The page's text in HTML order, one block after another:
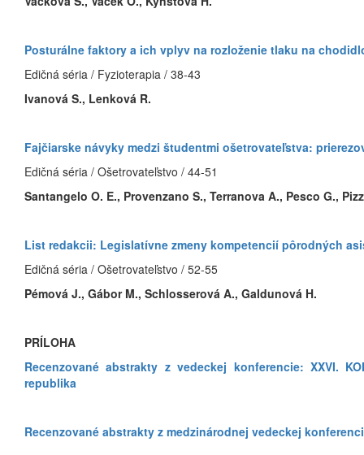
Posturálne faktory a ich vplyv na rozloženie tlaku na
Edičná séria / Fyzioterapia / 38-43
Ivanová S., Lenková R.
Fajčiarske návyky medzi študentmi ošetrovateľstva:
Edičná séria / Ošetrovateľstvo / 44-51
Santangelo O. E., Provenzano S., Terranova A., Pesco G.,
List redakcii: Legislatívne zmeny kompetencií pôrodných
Edičná séria / Ošetrovateľstvo / 52-55
Pémová J., Gábor M., Schlosserová A., Galdunová H.
PRÍLOHA
Recenzované abstrakty z vedeckej konferencie: XXVI.
republika
Recenzované abstrakty z medzinárodnej vedeckej